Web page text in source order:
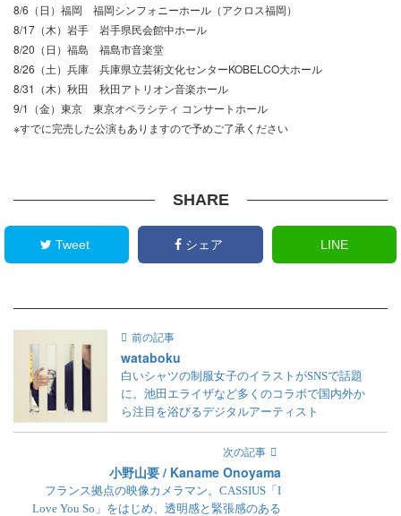
8/6（日）福岡 福岡シンフォニーホール（アクロス福岡）
8/17（木）岩手 岩手県民会館中ホール
8/20（日）福島 福島市音楽堂
8/26（土）兵庫 兵庫県立芸術文化センターKOBELCO大ホール
8/31（木）秋田 秋田アトリオン音楽ホール
9/1（金）東京 東京オペラシティ コンサートホール
※すでに完売した公演もありますので予めご了承ください
SHARE
Tweet シェア LINE
前の記事
wataboku
白いシャツの制服女子のイラストがSNSで話題
に。池田エライザなど多くのコラボで国内外か
ら注目を浴びるデジタルアーティスト
次の記事
小野山要 / Kaname Onoyama
フランス拠点の映像カメラマン。CASSIUS「I
Love You So」をはじめ、透明感と緊張感のある